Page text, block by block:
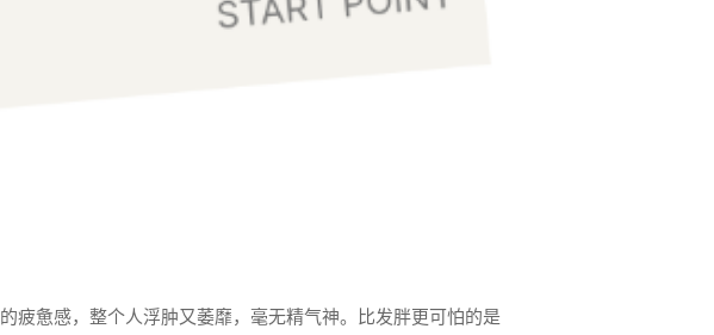
疲惫感，整个人浮肿又萎靡，毫无精气神。比发胖更可怕的是